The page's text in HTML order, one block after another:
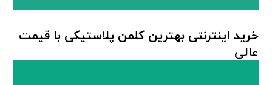
خرید اینترنتی بهترین کلمن پلاستیکی با قیمت
عالی